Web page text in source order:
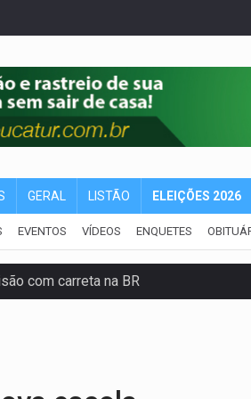
GERAL LISTÃO ELEIÇÕES 2026
EVENTOS VÍDEOS ENQUETES
com carreta na BR
Velho